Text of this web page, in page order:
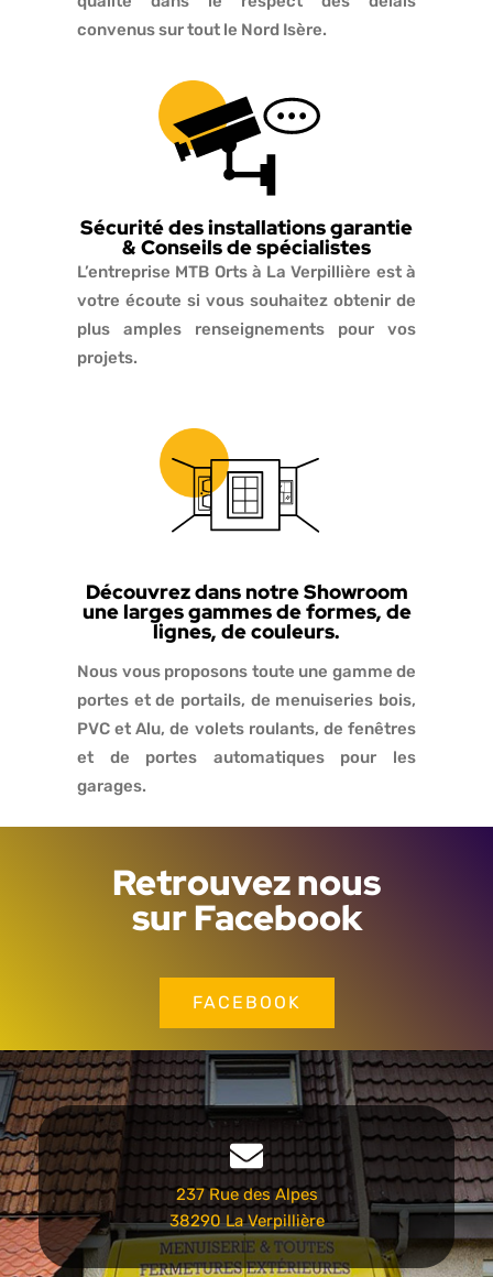
convenus sur tout le Nord Isère.
Sécurité des installations garantie
& Conseils de spécialistes
L’entreprise MTB Orts à La Verpillière est à
votre écoute si vous souhaitez obtenir de
plus amples renseignements pour vos
projets.
Découvrez dans notre Showroom
une larges gammes de formes, de
lignes, de couleurs.
Nous vous proposons toute une gamme de
portes et de portails, de menuiseries bois,
PVC et Alu, de volets roulants, de fenêtres
et de portes automatiques pour les
garages.
Retrouvez nous
sur Facebook
FACEBOOK
237 Rue des Alpes
38290 La Verpillière